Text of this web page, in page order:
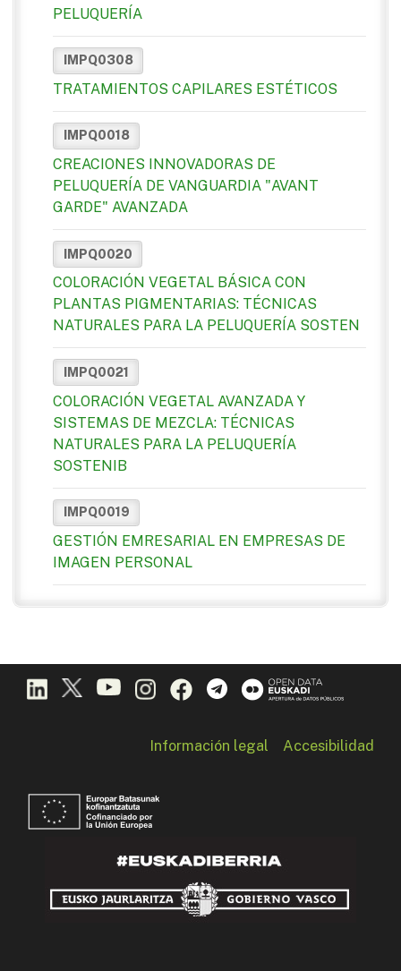
PELUQUERÍA
IMPQ0308
TRATAMIENTOS CAPILARES ESTÉTICOS
IMPQ0018
CREACIONES INNOVADORAS DE
PELUQUERÍA DE VANGUARDIA "AVANT
GARDE" AVANZADA
IMPQ0020
COLORACIÓN VEGETAL BÁSICA CON
PLANTAS PIGMENTARIAS: TÉCNICAS
NATURALES PARA LA PELUQUERÍA SOSTEN
IMPQ0021
COLORACIÓN VEGETAL AVANZADA Y
SISTEMAS DE MEZCLA: TÉCNICAS
NATURALES PARA LA PELUQUERÍA
SOSTENIB
IMPQ0019
GESTIÓN EMRESARIAL EN EMPRESAS DE
IMAGEN PERSONAL
Información legal Accesibilidad